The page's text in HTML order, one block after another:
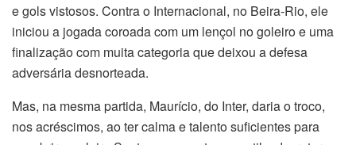
e gols vistosos. Contra o Internacional, no Beira-Rio, ele
iniciou a jogada coroada com um lençol no goleiro e uma
finalização com muita categoria que deixou a defesa
adversária desnorteada.
Mas, na mesma partida, Maurício, do Inter, daria o troco,
nos acréscimos, ao ter calma e talento suficientes para